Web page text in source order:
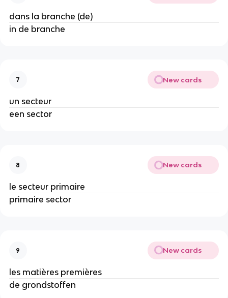
dans la branche (de)
in de branche
7 New cards
un secteur
een sector
8 New cards
le secteur primaire
primaire sector
9 New cards
les matières premières
de grondstoffen